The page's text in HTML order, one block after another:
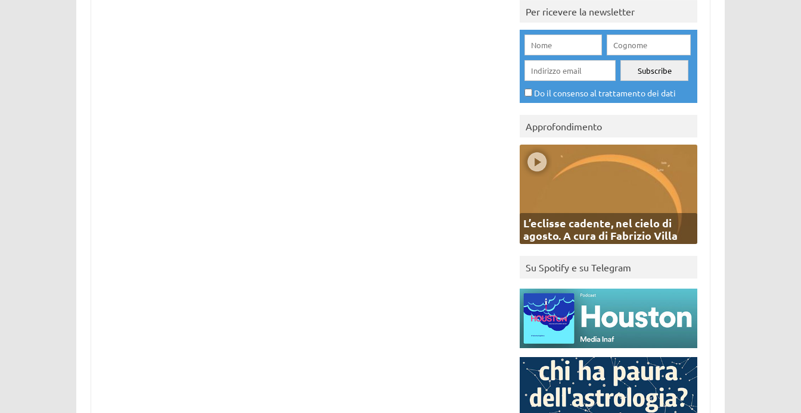
Per ricevere la newsletter
Do il consenso al trattamento dei dati
Approfondimento
L’eclisse cadente, nel cielo di
agosto. A cura di Fabrizio Villa
Su Spotify e su Telegram